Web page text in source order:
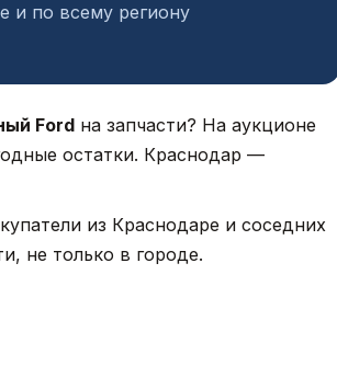
и по всему региону
Ford на запчасти? На аукционе
остатки. Краснодар —
из Краснодаре и соседних
не только в городе.